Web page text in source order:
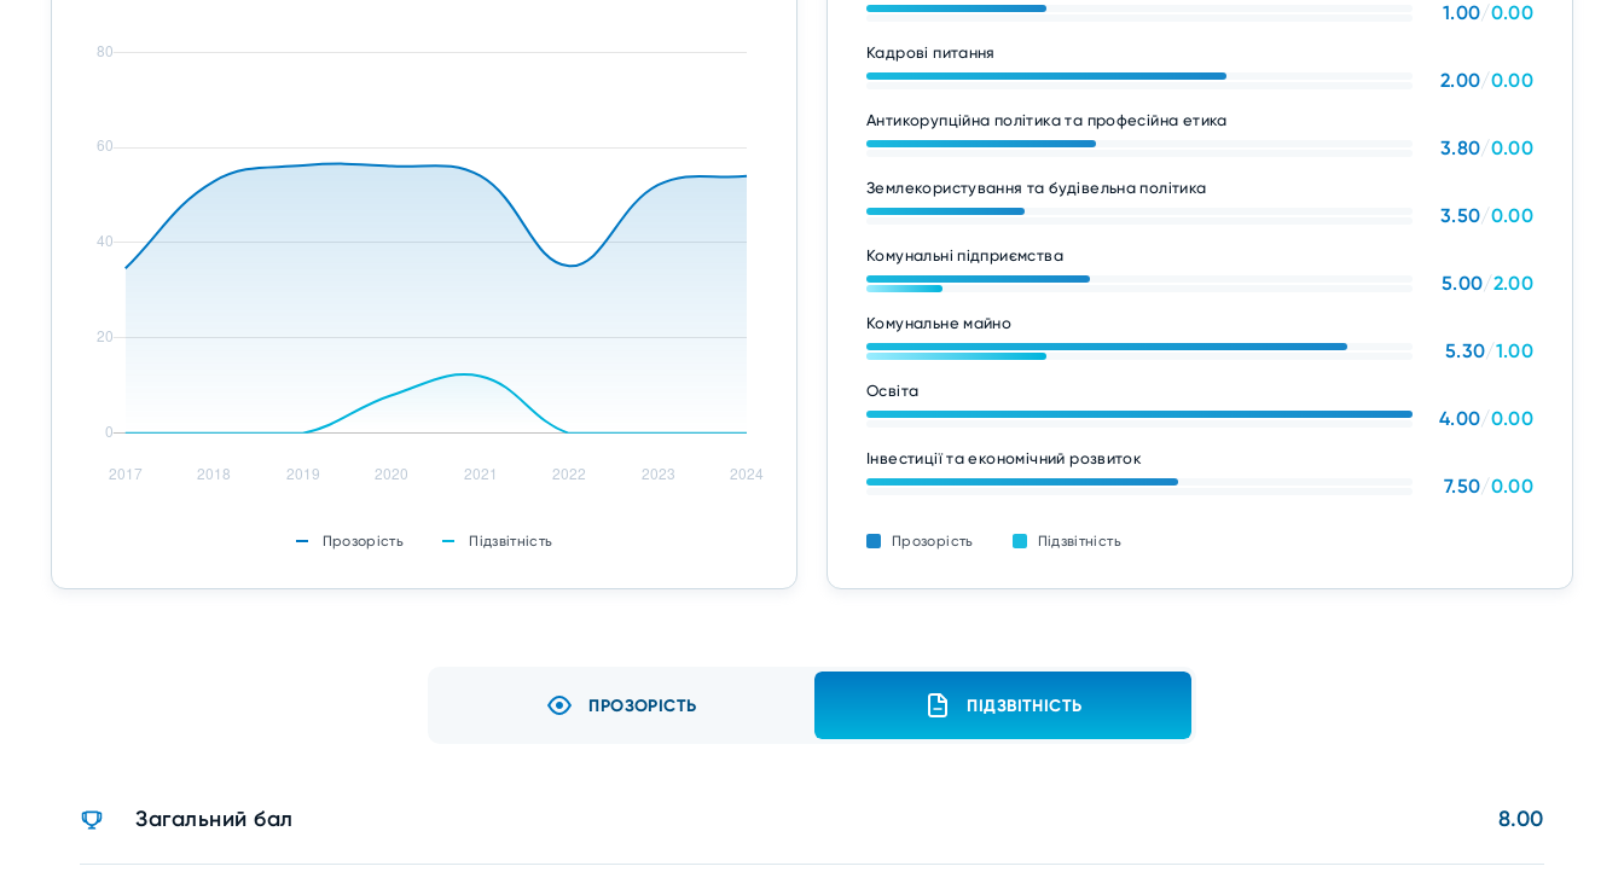
Прозорість Підзвітність
1.00/0.00
Кадрові питання
2.00/0.00
Антикорупційна політика та професійна етика
3.80/0.00
Землекористування та будівельна політика
3.50/0.00
Комунальні підприємства
5.00/2.00
Комунальне майно
5.30/1.00
Освіта
4.00/0.00
Інвестиції та економічний розвиток
7.50/0.00
Прозорість Підзвітність
ПРОЗОРІСТЬ ПІДЗВІТНІСТЬ
Загальний бал 8.00